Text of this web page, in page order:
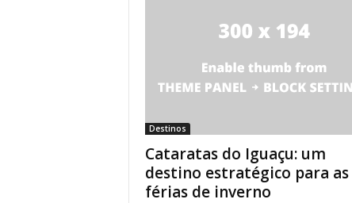
Destinos
Cataratas do Iguaçu: um
destino estratégico para as
férias de inverno